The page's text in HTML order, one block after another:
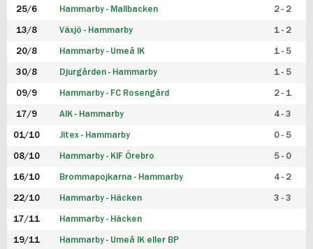
25/6 Hammarby - Mallbacken 2 - 2
13/8 Växjö - Hammarby 1 - 2
20/8 Hammarby - Umeå IK 1 - 5
30/8 Djurgården - Hammarby 1 - 5
09/9 Hammarby - FC Rosengård 2 - 1
17/9 AIK - Hammarby 4 - 3
01/10 Jitex - Hammarby 0 - 5
08/10 Hammarby - KIF Örebro 5 - 0
16/10 Brommapojkarna - Hammarby 4 - 2
22/10 Hammarby - Häcken 3 - 3
17/11 Hammarby - Häcken
19/11 Hammarby - Umeå IK eller BP